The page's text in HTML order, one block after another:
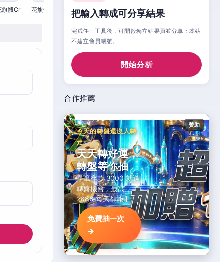
旗骰Cr 花旗骰Cr 花旗骰Cr 花旗骰Cr 花旗骰Cr
把輸入轉成可分享結果
完成任一工具後，可開啟獨立結果頁並分享；本站
不建立會員帳號。
開始分析
合作推薦
贊助
今天的轉盤還沒人轉
走
天天轉好運，
轉盤等你抽
單筆存款 3000 就送
轉盤機會，最高
2888 每天都能中。
免費抽一次
→